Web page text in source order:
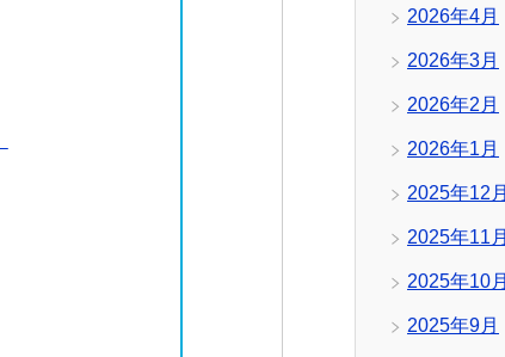
2026年4月
2026年3月
2026年2月
2026年1月
2025年12月
2025年11月
2025年10月
2025年9月